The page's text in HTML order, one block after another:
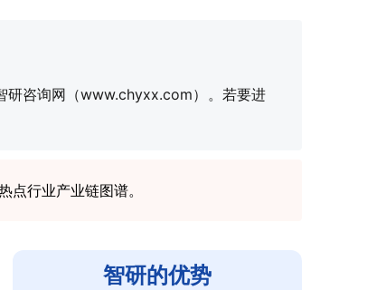
研咨询网（www.chyxx.com）。若要进
点行业产业链图谱。
智研的优势